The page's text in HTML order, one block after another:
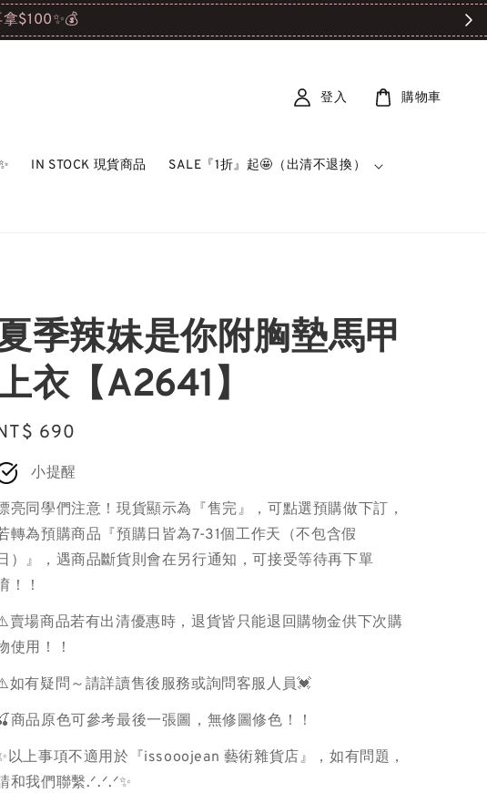
$100✨💰
IN STOCK 現貨商品 SALE『1折』起🤩（出清不退換）
登入 購物車
季辣妹是你附胸墊馬甲
衣【A2641】
690
小提醒
亮同學們注意！現貨顯示為『售完』，可點選預購做下訂，
轉為預購商品『預購日皆為7-31個工作天（不包含假
）』，遇商品斷貨則會在另行通知，可接受等待再下單
！！
賣場商品若有出清優惠時，退貨皆只能退回購物金供下次購
使用！！
如有疑問～請詳讀售後服務或詢問客服人員💓
商品原色可參考最後一張圖，無修圖修色！！
以上事項不適用於『issooojean 藝術雜貨店』，如有問題，
和我們聯繫.ᐟ.ᐟ.ᐟ✨